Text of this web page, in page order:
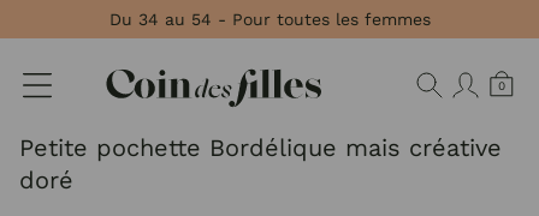
Du 34 au 54 - Pour toutes les femmes
0
Petite pochette Bordélique mais créative
doré
Panneau de gestion des cookies